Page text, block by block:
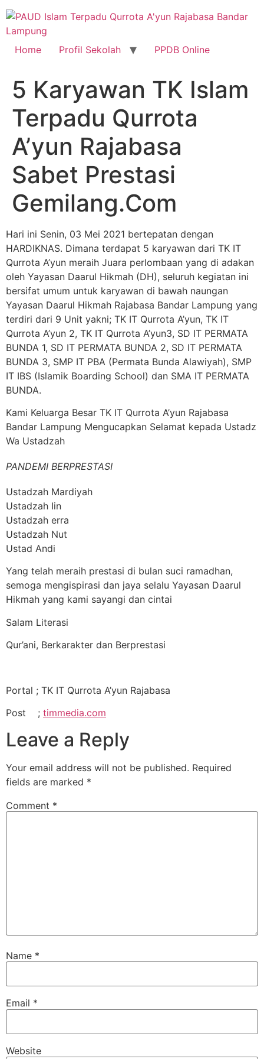
Skip
to
content
Home
Profil Sekolah PPDB Online
5 Karyawan TK Islam
Terpadu Qurrota
A’yun Rajabasa
Sabet Prestasi
Gemilang.Com
Hari ini Senin, 03 Mei 2021 bertepatan dengan
HARDIKNAS. Dimana terdapat 5 karyawan dari TK IT
Qurrota A’yun meraih Juara perlombaan yang di adakan
oleh Yayasan Daarul Hikmah (DH), seluruh kegiatan ini
bersifat umum untuk karyawan di bawah naungan
Yayasan Daarul Hikmah Rajabasa Bandar Lampung yang
terdiri dari 9 Unit yakni; TK IT Qurrota A’yun, TK IT
Qurrota A’yun 2, TK IT Qurrota A’yun3, SD IT PERMATA
BUNDA 1, SD IT PERMATA BUNDA 2, SD IT PERMATA
BUNDA 3, SMP IT PBA (Permata Bunda Alawiyah), SMP
IT IBS (Islamik Boarding School) dan SMA IT PERMATA
BUNDA.
Kami Keluarga Besar TK IT Qurrota A’yun Rajabasa
Bandar Lampung Mengucapkan Selamat kepada Ustadz
Wa Ustadzah
PANDEMI BERPRESTASI
Ustadzah Mardiyah
Ustadzah Iin
Ustadzah erra
Ustadzah Nut
Ustad Andi
Yang telah meraih prestasi di bulan suci ramadhan,
semoga mengispirasi dan jaya selalu Yayasan Daarul
Hikmah yang kami sayangi dan cintai
Salam Literasi
Qur’ani, Berkarakter dan Berprestasi
Portal ; TK IT Qurrota A’yun Rajabasa
Post ; timmedia.com
Leave a Reply
Your email address will not be published. Required
fields are marked *
Comment *
Name *
Email *
Website